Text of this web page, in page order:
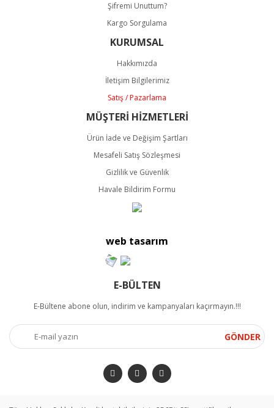
Şifremi Unuttum?
Kargo Sorgulama
KURUMSAL
Hakkımızda
İletişim Bilgilerimiz
Satış / Pazarlama
MÜŞTERİ HİZMETLERİ
Ürün İade ve Değişim Şartları
Mesafeli Satış Sözleşmesi
Gizlilik ve Güvenlik
Havale Bildirim Formu
web tasarım
E-BÜLTEN
E-Bültene abone olun, indirim ve kampanyaları kaçırmayın.!!!
GÖNDER